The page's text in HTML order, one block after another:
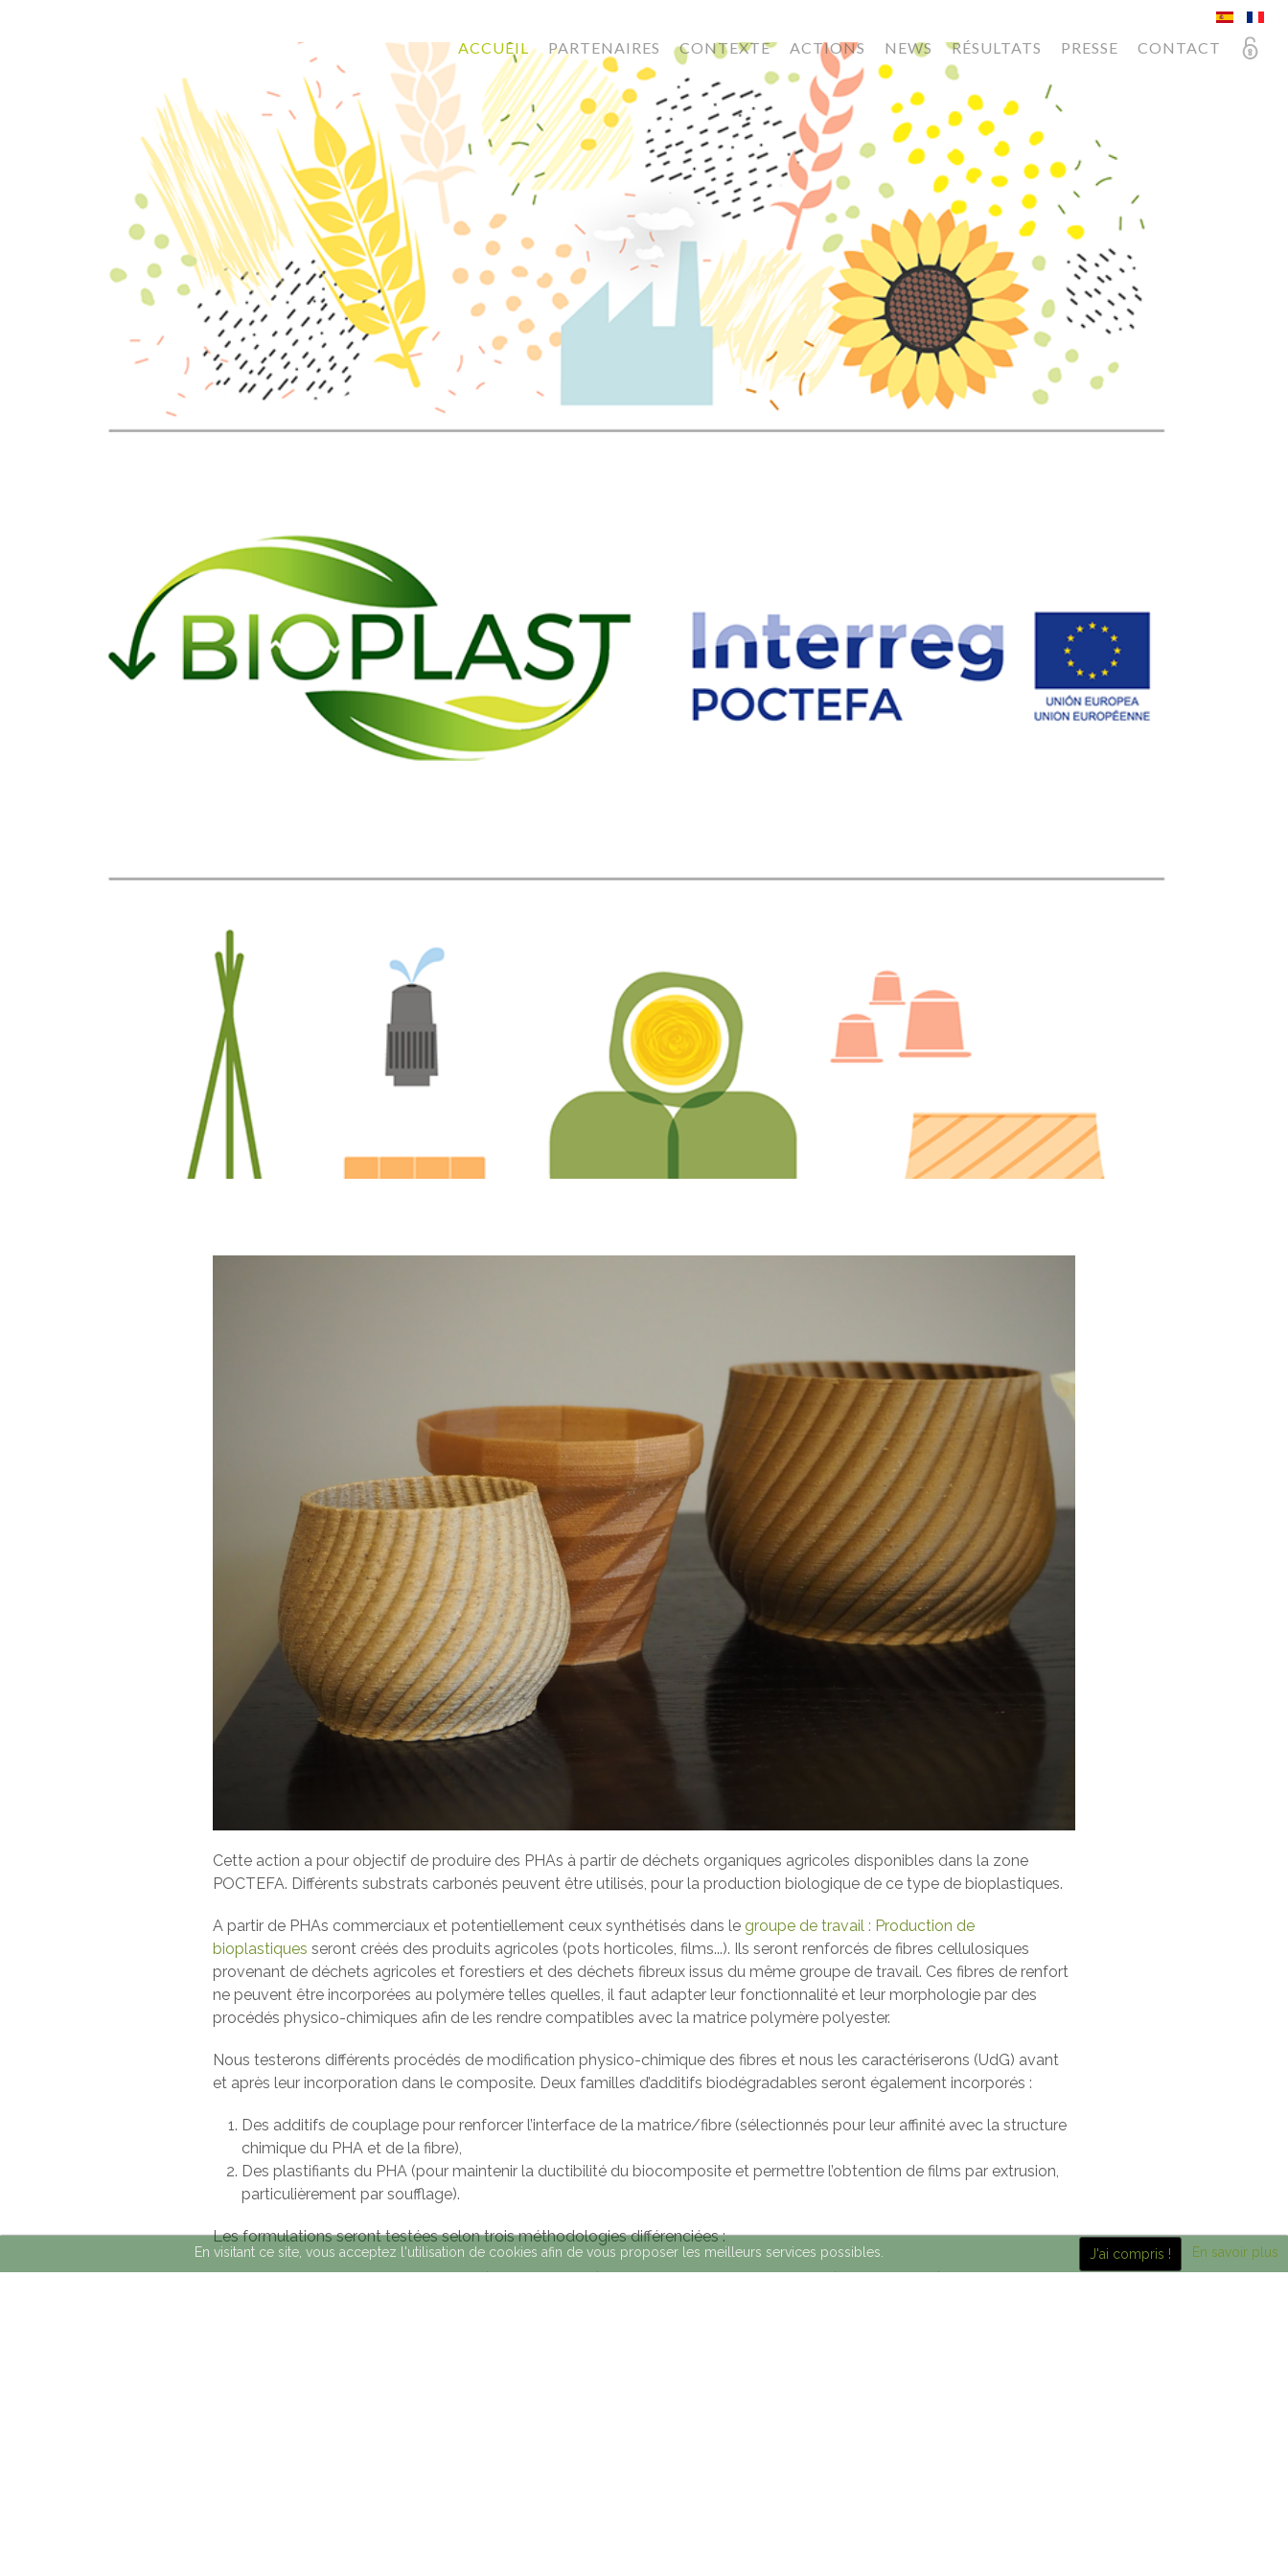
ACCUEIL PARTENAIRES CONTEXTE ACTIONS NEWS RÉSULTATS PRESSE CONTACT
BANDE LATERALE960x1080
Cette action a pour objectif de produire des PHAs à partir de déchets organiques agricoles disponibles dans la zone
POCTEFA. Différents substrats carbonés peuvent être utilisés, pour la production biologique de ce type de bioplastiques.
A partir de PHAs commerciaux et potentiellement ceux synthétisés dans le groupe de travail : Production de
bioplastiques seront créés des produits agricoles (pots horticoles, films...). Ils seront renforcés de fibres cellulosiques
provenant de déchets agricoles et forestiers et des déchets fibreux issus du même groupe de travail. Ces fibres de renfort
ne peuvent être incorporées au polymère telles quelles, il faut adapter leur fonctionnalité et leur morphologie par des
procédés physico-chimiques afin de les rendre compatibles avec la matrice polymère polyester.
Nous testerons différents procédés de modification physico-chimique des fibres et nous les caractériserons (UdG) avant
et après leur incorporation dans le composite. Deux familles d’additifs biodégradables seront également incorporés :
Des additifs de couplage pour renforcer l’interface de la matrice/fibre (sélectionnés pour leur affinité avec la structure
chimique du PHA et de la fibre),
Des plastifiants du PHA (pour maintenir la ductibilité du biocomposite et permettre l’obtention de films par extrusion,
particulièrement par soufflage).
Les formulations seront testées selon trois méthodologies différenciées :
en continu et à échelle industrielle (jusqu’à 25 kg/h) dans une extrudeuse double vis (CATAR CRITT);
En visitant ce site, vous acceptez l'utilisation de cookies afin de vous proposer les meilleurs services possibles. J'ai compris ! En savoir plus